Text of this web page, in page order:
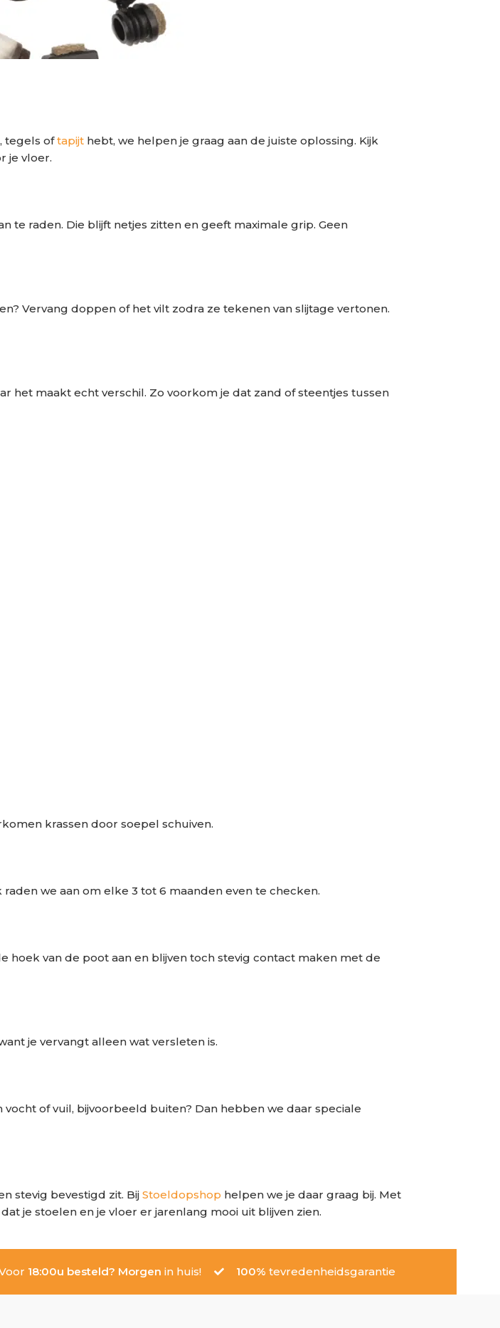
tegels oftapijt hebt, we helpen je graag aan de juiste oplossing. Kijk
je vloer.
te raden. Die blijft netjes zitten en geeft maximale grip. Geen
Vervang doppen of het vilt zodra ze tekenen van slijtage vertonen.
het maakt echt verschil. Zo voorkom je dat zand of steentjes tussen
krassen door soepel schuiven.
we aan om elke 3 tot 6 maanden even te checken.
hoek van de poot aan en blijven toch stevig contact maken met de
je vervangt alleen wat versleten is.
of vuil, bijvoorbeeld buiten? Dan hebben we daar speciale
stevig bevestigd zit. Bij Stoeldopshop helpen we je daar graag bij. Met
je stoelen en je vloer er jarenlang mooi uit blijven zien.
18:00u besteld? Morgen in huis! 100% tevredenheidsgarantie